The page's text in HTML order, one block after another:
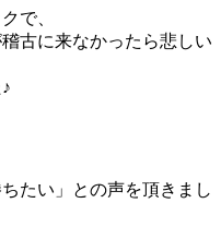
で、
古に来なかったら悲しい
たい」との声を頂きまし